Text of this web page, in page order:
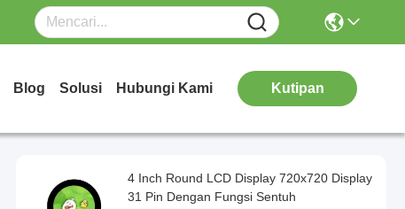
Blog Solusi Hubungi Kami Kutipan
4 Inch Round LCD Display 720x720 Display
31 Pin Dengan Fungsi Sentuh